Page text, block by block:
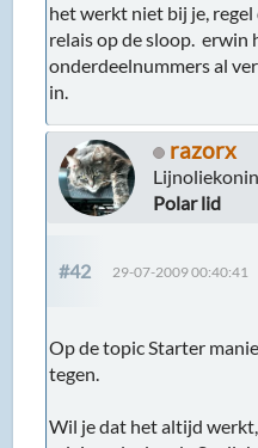
het werkt niet bij je,
relais op de sloop. erwin
onderdeelnummers al
in.
razorx
Polar lid
#42 29-07-2009 00:40:41
Op de topic Starter
tegen.
Wil je dat het altijd